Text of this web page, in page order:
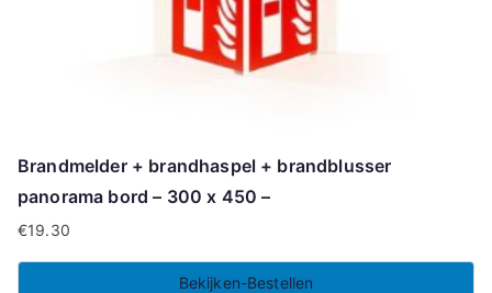
Brandmelder + brandhaspel + brandblusser
panorama bord – 300 x 450 –
€19.30
Bekijken-Bestellen